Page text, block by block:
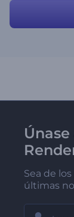
Sea de
últimas